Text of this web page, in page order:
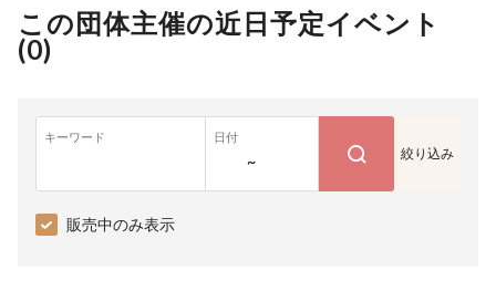
この団体主催の近日予定イベント
(0)
キーワード 日付
~ 絞り込み
販売中のみ表示